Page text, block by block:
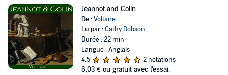
Jeannot and Colin
De :Voltaire
Lu par :Cathy Dobson
Durée : 22 min
Langue : Anglais
4,5
2 notations
6,03 € ou gratuit avec l'essai.